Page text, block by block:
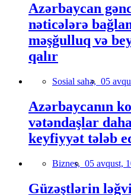
Azərbaycan
nəticələrə
məşğulluq və
qalır
Sosial sahə, 05
Azərbaycanın
vətəndaşlar
keyfiyyət tələb
Biznes, 05 avqust,
Güzəştlərin